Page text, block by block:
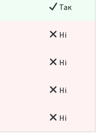
Так
Ні
Ні
Ні
Ні